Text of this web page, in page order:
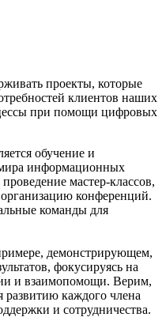
проекты, которые
клиентов наших
при помощи цифровых
обучение и
информационных
мастер-классов,
конференций.
команды для
демонстрирующем,
фокусируясь на
и взаимопомощи. Верим,
развитию каждого члена
и сотрудничества.